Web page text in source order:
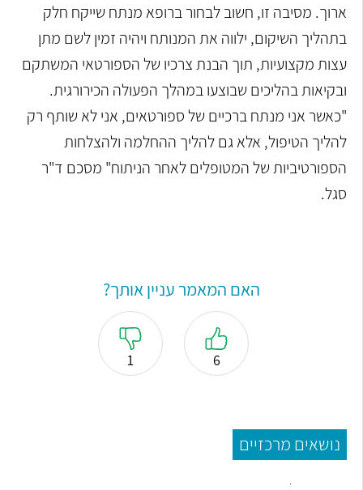
ארוך. מסיבה זו, חשוב לבחור ברופא מנתח שייקח חלק
בתהליך השיקום, ילווה את המנותח ויהיה זמין לשם מתן
עצות מקצועיות, תוך הבנת צרכיו של הספורטאי המשתקם
ובקיאות בהליכים שבוצעו במהלך הפעולה הכירורגית.
"כאשר אני מנתח ברכיים של ספורטאים, אני לא שותף רק
להליך הטיפול, אלא גם להליך ההחלמה ולהצלחות
הספורטיביות של המטופלים לאחר הניתוח" מסכם ד"ר
סגל.
האם המאמר עניין אותך?
6
1
נושאים מרכזיים